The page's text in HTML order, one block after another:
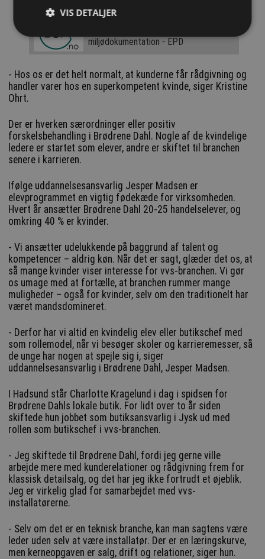
LCA.no
miljødokumentation - EPD
- Hos os er det helt normalt, at kunderne får rådgivning og
handler varer hos en superkompetent kvinde, siger Kristine
Ohrt.
Der er hverken særordninger eller positiv
forskelsbehandling i Brødrene Dahl. Nogle af de kvindelige
ledere er startet som elever, andre er skiftet til branchen
senere i karrieren.
Ifølge uddannelsesansvarlig Jesper Madsen er
elevprogrammet en vigtig fødekæde for virksomheden.
Hvert år ansætter Brødrene Dahl 20-25 handelselever, og
omkring 40 % er kvinder.
- Vi ansætter udelukkende på baggrund af talent og
kompetencer – aldrig køn. Når det er sagt, glæder det os, at
så mange kvinder viser interesse for vvs-branchen. Vi gør
os umage med at fortælle, at branchen rummer mange
muligheder – også for kvinder, selv om den traditionelt har
været mandsdomineret.
- Derfor har vi altid en kvindelig elev eller butikschef med
som rollemodel, når vi besøger skoler og karrieremesser, så
de unge har nogen at spejle sig i, siger
uddannelsesansvarlig i Brødrene Dahl, Jesper Madsen.
I Hadsund står Charlotte Kragelund i dag i spidsen for
Brødrene Dahls lokale butik. For lidt over to år siden
skiftede hun jobbet som butiksansvarlig i Jysk ud med
rollen som butikschef i vvs-branchen.
- Jeg skiftede til Brødrene Dahl, fordi jeg gerne ville
arbejde mere med kunderelationer og rådgivning frem for
klassisk detailsalg, og det har jeg ikke fortrudt et øjeblik.
Jeg er virkelig glad for samarbejdet med vvs-
installatørerne.
- Selv om det er en teknisk branche, kan man sagtens være
leder uden selv at være installatør. Der er en læringskurve,
men kerneopgaven er salg, drift og relationer, siger hun.
VIS DETALJER